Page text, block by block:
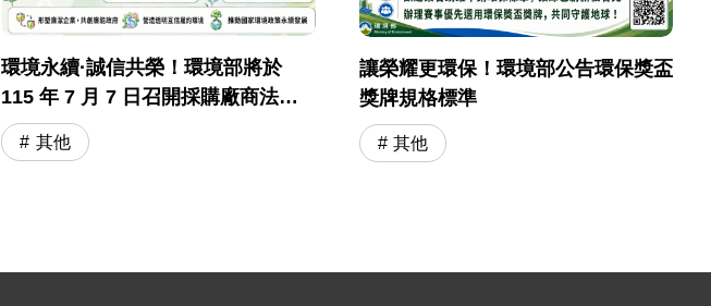
環境永續·誠信共榮！環境部將於
115 年 7 月 7 日召開採購廠商法遵
與專業倫理座談會
其他
讓榮耀更環保！環境部公告環保獎盃
獎牌規格標準
其他